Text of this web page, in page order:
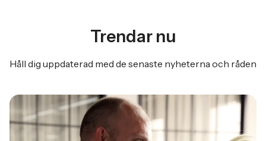
Trendar nu
Håll dig uppdaterad med de senaste nyheterna och råden